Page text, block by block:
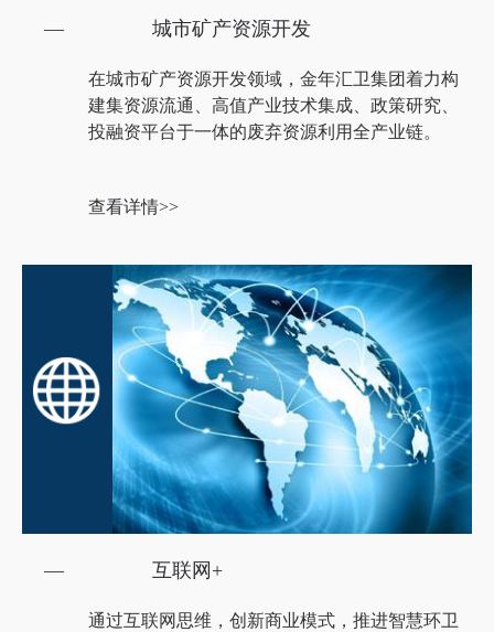
近3万多吨；运营管理的阿苏卫填埋场是国内最大的垃圾填
埋场，高峰时期每天填埋垃圾超过5000吨；南宫堆肥厂是
全球最大的生活垃圾综合处理厂，日处理生活垃圾超过
2000吨；已签约的新疆乌鲁木齐米东区固废处理综合项
界最大的垃圾焚烧厂。
— 城市矿产资源开发
在城市矿产资源开发领域，金年汇卫集团着力构
建集资源流通、高值产业技术集成、政策研究、
投融资平台于一体的废弃资源利用全产业链。
查看详情>>
— 互联网+
通过互联网思维，创新商业模式，推进智慧环卫